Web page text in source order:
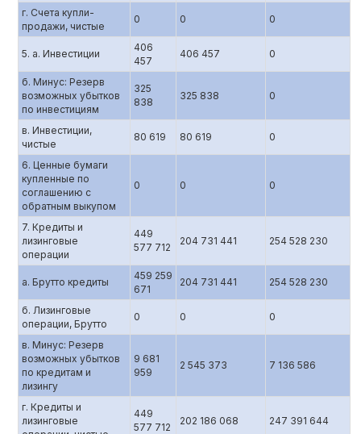
г. Счета купли-
продажи, чистые
0 0 0
5. а. Инвестиции
406
457
406 457 0
б. Минус: Резерв
возможных убытков
по инвестициям
325
838
325 838 0
в. Инвестиции,
чистые
80 619 80 619 0
6. Ценные бумаги
купленные по
соглашению c
обратным выкупом
0 0 0
7. Кредиты и
лизинговые
операции
449
577 712
204 731 441 254 528 230
а. Брутто кредиты
459 259
671
204 731 441 254 528 230
б. Лизинговые
операции, Брутто
0 0 0
в. Минус: Резерв
возможных убытков
по кредитам и
лизингу
9 681
959
2 545 373 7 136 586
г. Кредиты и
лизинговые
449
577 712
202 186 068 247 391 644